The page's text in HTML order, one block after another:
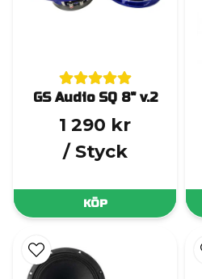
GS Audio SQ 8" v.2
1 290 kr
/ Styck
KÖP